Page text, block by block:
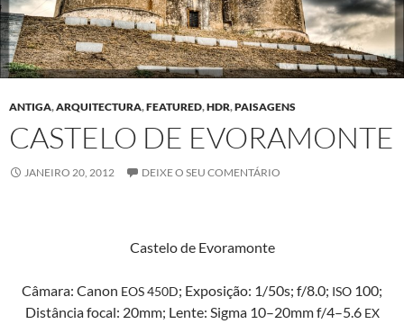
ANTIGA,ARQUITECTURA,FEATURED,HDR,PAISAGENS
CASTELO DE EVORAMONTE
JANEIRO 20, 2012 DEIXE O SEU COMENTÁRIO
Caste­lo de Evoramonte
Câmara: Canon EOS450D; Exposição: 1/50s; f/8.0; ISO 100;
Dis­tân­cia focal: 20mm; Lente: Sig­ma 10–20mm f/4–5.6 EX